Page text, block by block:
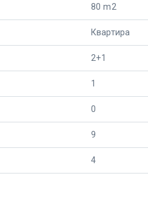
80 m2
Квартира
2+1
1
0
9
4